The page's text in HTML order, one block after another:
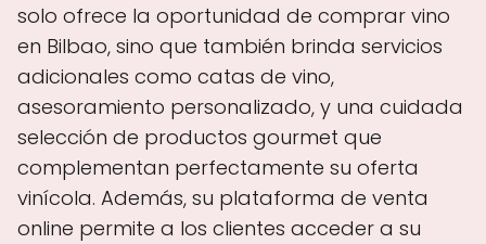
solo ofrece la oportunidad de comprar vino
en Bilbao, sino que también brinda servicios
adicionales como catas de vino,
asesoramiento personalizado, y una cuidada
selección de productos gourmet que
complementan perfectamente su oferta
vinícola. Además, su plataforma de venta
online permite a los clientes acceder a su